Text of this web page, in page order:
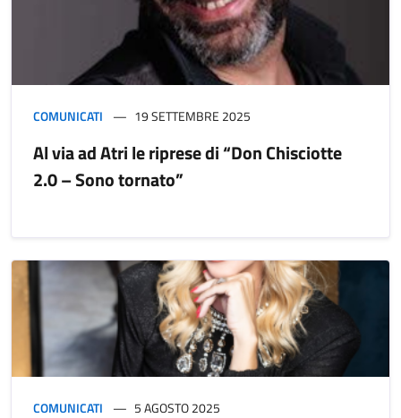
COMUNICATI 19 SETTEMBRE 2025
Al via ad Atri le riprese di “Don Chisciotte
2.0 – Sono tornato”
COMUNICATI 5 AGOSTO 2025